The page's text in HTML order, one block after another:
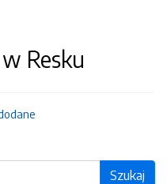
Resku
Szukaj